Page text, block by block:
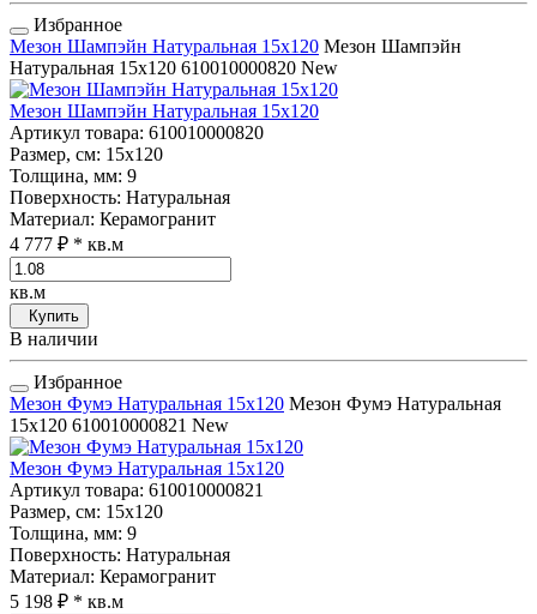
Избранное
Мезон Шампэйн Натуральная 15x120 Мезон Шампэйн
Натуральная 15x120 610010000820 New
Мезон Шампэйн Натуральная 15x120
Артикул товара: 610010000820
Размер, см: 15x120
Толщина, мм: 9
Поверхность: Натуральная
Материал: Керамогранит
4 777 ₽ * кв.м
кв.м
Купить
В наличии
Избранное
Мезон Фумэ Натуральная 15x120 Мезон Фумэ Натуральная
15x120 610010000821 New
Мезон Фумэ Натуральная 15x120
Артикул товара: 610010000821
Размер, см: 15x120
Толщина, мм: 9
Поверхность: Натуральная
Материал: Керамогранит
5 198 ₽ * кв.м